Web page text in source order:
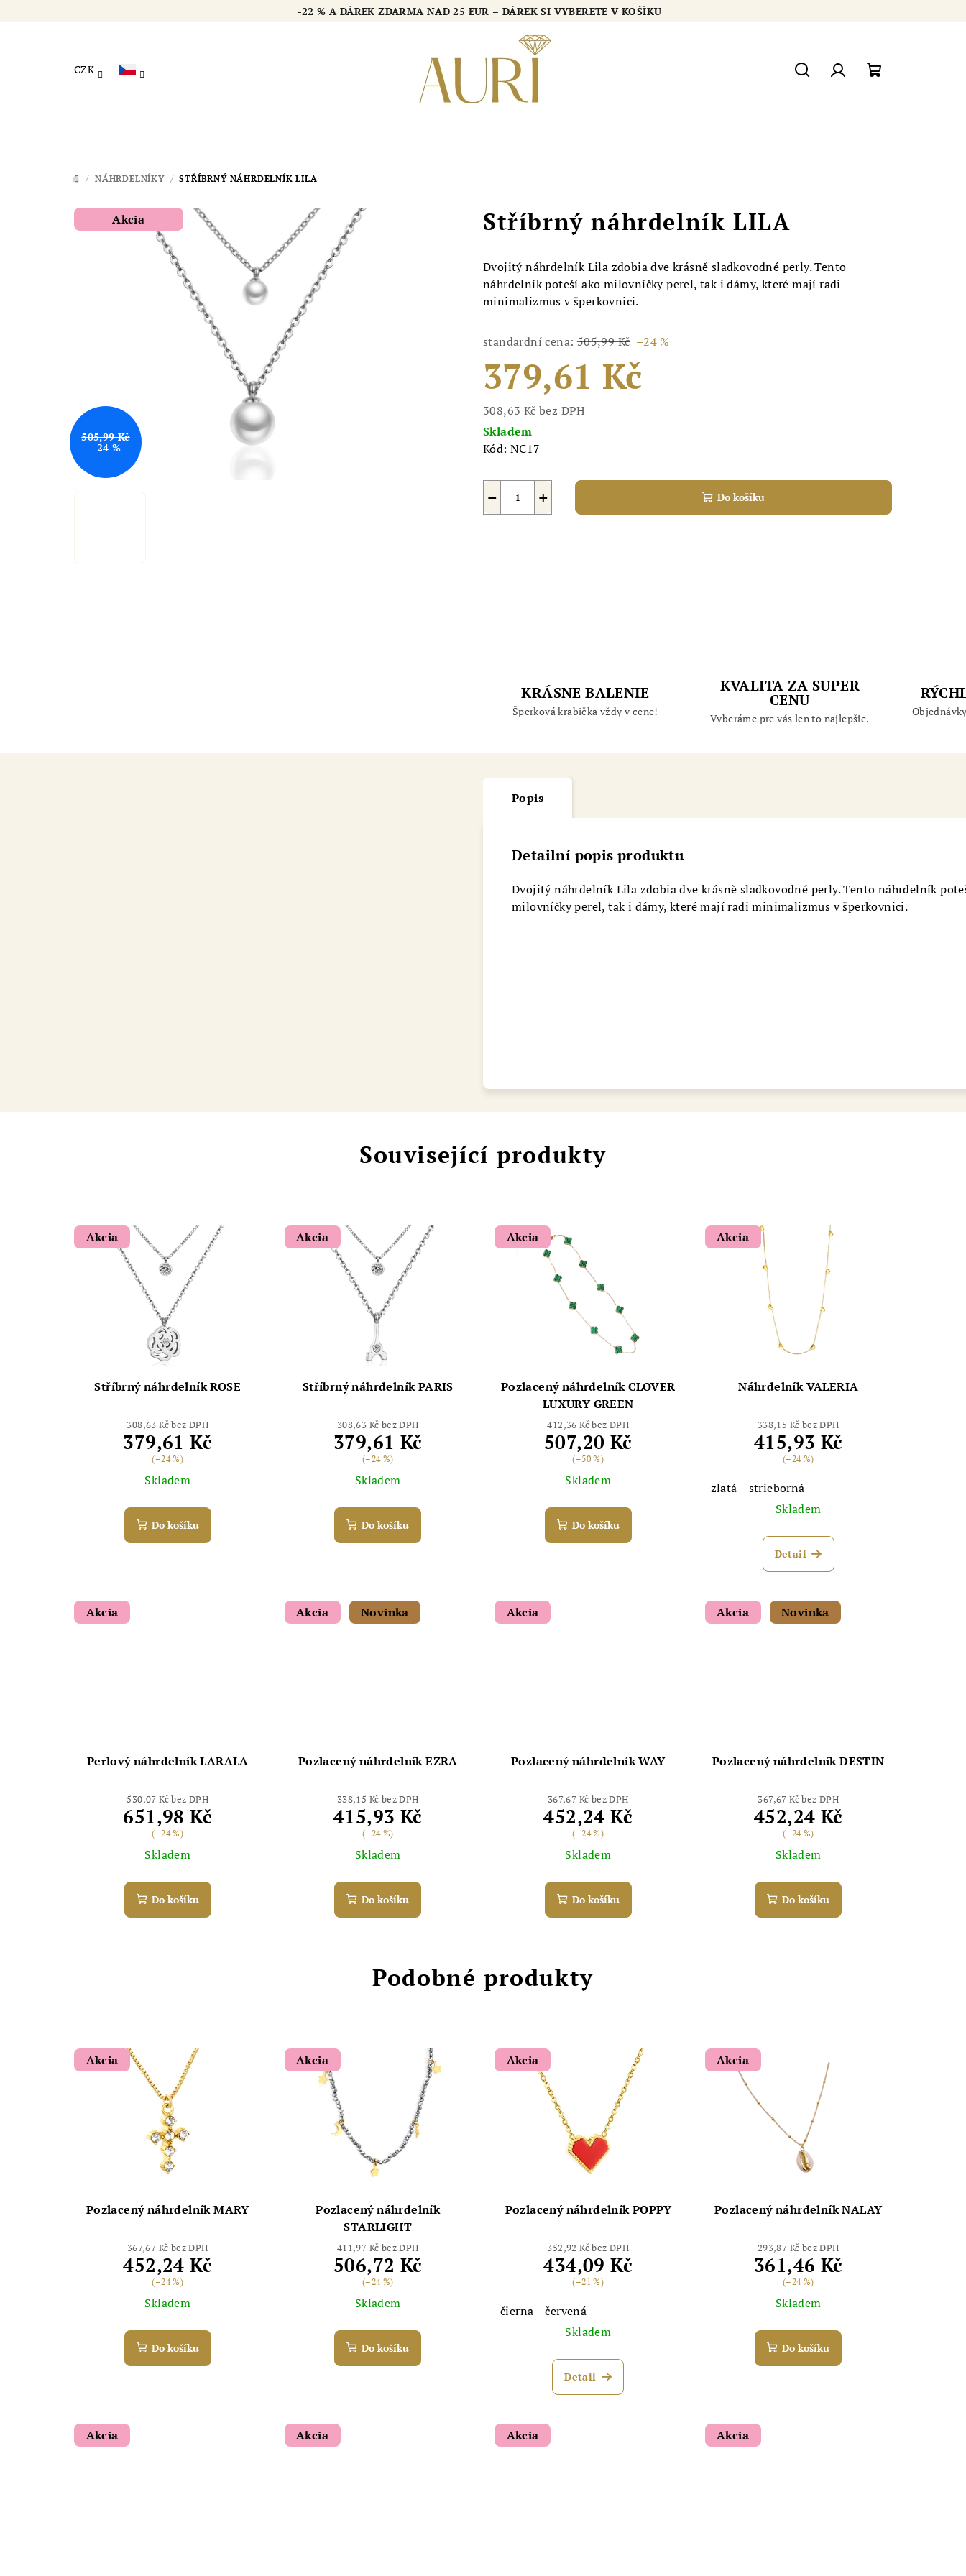
-22 % A DÁREK ZDARMA NAD 25 EUR – DÁREK SI VYBERETE V KOŠÍKU
CZK
DOMŮ
/ NÁHRDELNÍKY / STŘÍBRNÝ NÁHRDELNÍK LILA
Stříbrný náhrdelník LILA
Dvojitý náhrdelník Lila zdobia dve krásně sladkovodné perly. Tento
náhrdelník poteší ako milovníčky perel, tak i dámy, které mají radi
minimalizmus v šperkovnici.
standardní cena: 505,99 Kč –24 %
379,61 Kč
308,63 Kč bez DPH
Měrná
cena:
Skladem
Kód: NC17
+
− Do košíku
Akcia
505,99 Kč
–24 %
KRÁSNE BALENIE
Šperková krabička vždy v cene!
KVALITA ZA SUPER
CENU
Vyberáme pre vás len to najlepšie.
Popis
Detailní popis produktu
Dvojitý náhrdelník Lila zdobia dve krásně sladkovodné perly. Tento náhrdelník
milovníčky perel, tak i dámy, které mají radi minimalizmus v šperkovnici.
Související produkty
Akcia
Stříbrný náhrdelník ROSE
308,63 Kč bez DPH
379,61 Kč
(–24 %)
Skladem
Do košíku
Akcia
Stříbrný náhrdelník PARIS
308,63 Kč bez DPH
379,61 Kč
(–24 %)
Skladem
Do košíku
Akcia
Pozlacený náhrdelník CLOVER
LUXURY GREEN
412,36 Kč bez DPH
507,20 Kč
(–50 %)
Skladem
Do košíku
Akcia
Náhrdelník VALERIA
338,15 Kč bez DPH
415,93 Kč
(–24 %)
zlatá
strieborná
Skladem
Detail
Akcia
Perlový náhrdelník LARALA
530,07 Kč bez DPH
651,98 Kč
(–24 %)
Skladem
Do košíku
Akcia Novinka
Pozlacený náhrdelník EZRA
338,15 Kč bez DPH
415,93 Kč
(–24 %)
Skladem
Do košíku
Akcia
Pozlacený náhrdelník WAY
367,67 Kč bez DPH
452,24 Kč
(–24 %)
Skladem
Do košíku
Akcia Novinka
Pozlacený náhrdelník DESTIN
367,67 Kč bez DPH
452,24 Kč
(–24 %)
Skladem
Do košíku
Podobné produkty
Akcia
Pozlacený náhrdelník MARY
367,67 Kč bez DPH
452,24 Kč
(–24 %)
Skladem
Do košíku
Akcia
Pozlacený náhrdelník
STARLIGHT
411,97 Kč bez DPH
506,72 Kč
(–24 %)
Skladem
Do košíku
Akcia
Pozlacený náhrdelník POPPY
352,92 Kč bez DPH
434,09 Kč
(–21 %)
čierna
červená
Skladem
Detail
Akcia
Pozlacený náhrdelník NALAY
293,87 Kč bez DPH
361,46 Kč
(–24 %)
Skladem
Do košíku
Akcia Akcia Akcia Akcia